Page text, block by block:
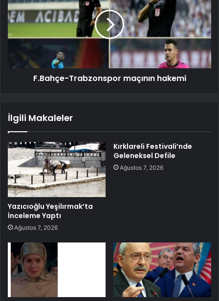
F.Bahçe-Trabzonspor maçının hakemi
İlgili Makaleler
Yazıcıoğlu Yeşilırmak’ta
İnceleme Yaptı
Ağustos 7, 2026
Kırklareli Festivali’nde
Geleneksel Defile
Ağustos 7, 2026